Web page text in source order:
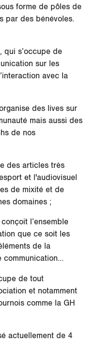
forme de pôles de
par des bénévoles.
qui s’occupe de
sur les
avec la
des lives sur
mais aussi des
de nos
des articles très
et l'audiovisuel
de mixité et de
domaines ;
l’ensemble
que ce soit les
de la
communication…
de tout
et notamment
comme la GH
actuellement de 4